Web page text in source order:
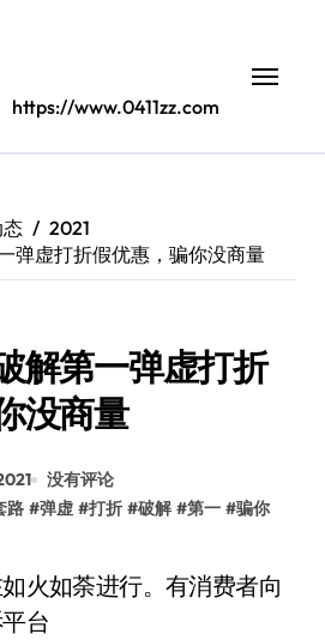
https://www.0411zz.com
2021
弹虚打折假优惠，骗你没商量
解第一弹虚打折
没商量
没有评论
路 #弹虚 #打折 #破解 #第一 #骗你
台